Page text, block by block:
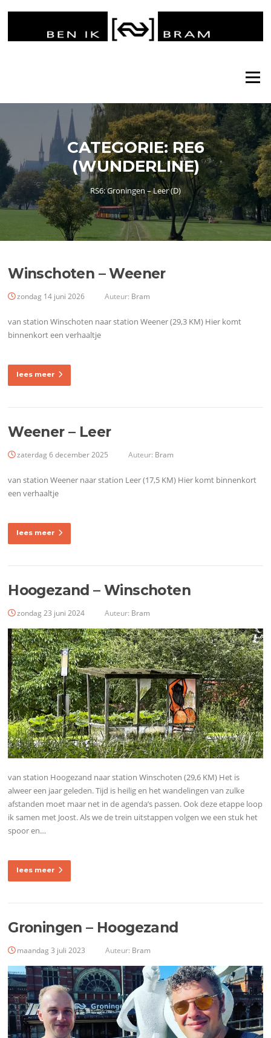
Menu
CATEGORIE:RE6
(WUNDERLINE)
RS6: Groningen – Leer (D)
Winschoten – Weener
zondag 14 juni 2026 Auteur: Bram
van station Winschoten naar station Weener (29,3 KM) Hier komt
binnenkort een verhaaltje
lees meer
Weener – Leer
zaterdag 6 december 2025 Auteur: Bram
van station Weener naar station Leer (17,5 KM) Hier komt binnenkort
een verhaaltje
lees meer
Hoogezand – Winschoten
zondag 23 juni 2024 Auteur: Bram
van station Hoogezand naar station Winschoten (29,6 KM) Het is
alweer een jaar geleden. Tijd is heilig en het wandelingen van zulke
afstanden moet maar net in de agenda’s passen. Ook deze etappe loop
ik samen met Joost. Als we de trein uitstappen volgen we een stuk het
spoor en…
lees meer
Groningen – Hoogezand
maandag 3 juli 2023 Auteur: Bram